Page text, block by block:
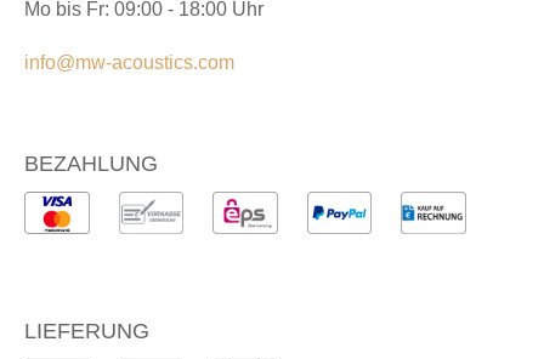
Mo bis Fr: 09:00 - 18:00 Uhr
info@mw-acoustics.com
BEZAHLUNG
LIEFERUNG